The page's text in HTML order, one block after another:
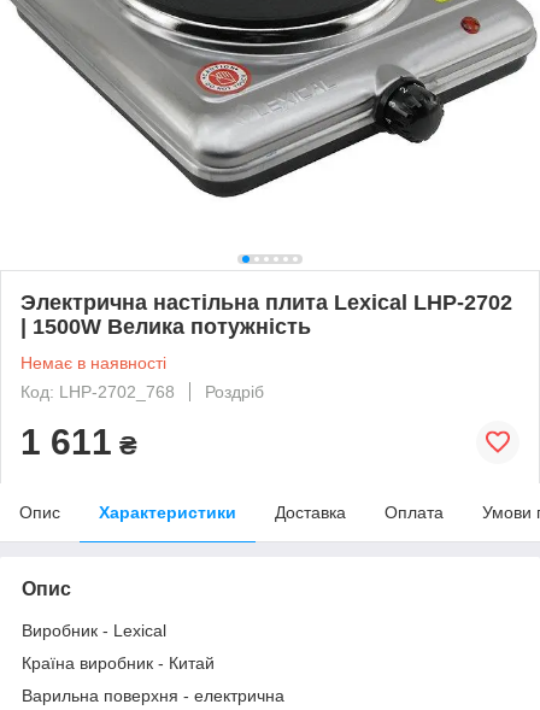
Электрична настільна плита Lexical LHP-2702
| 1500W Велика потужність
Немає в наявності
Код: LHP-2702_768
Роздріб
1 611 ₴
Опис Характеристики Доставка Оплата Умови
Опис
Виробник - Lexical
Країна виробник - Китай
Варильна поверхня - електрична